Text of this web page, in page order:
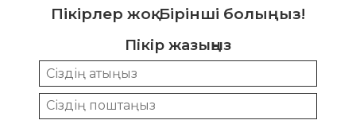
Пікірлер жоқ. Бірінші болыңыз!
Пікір жазыңыз